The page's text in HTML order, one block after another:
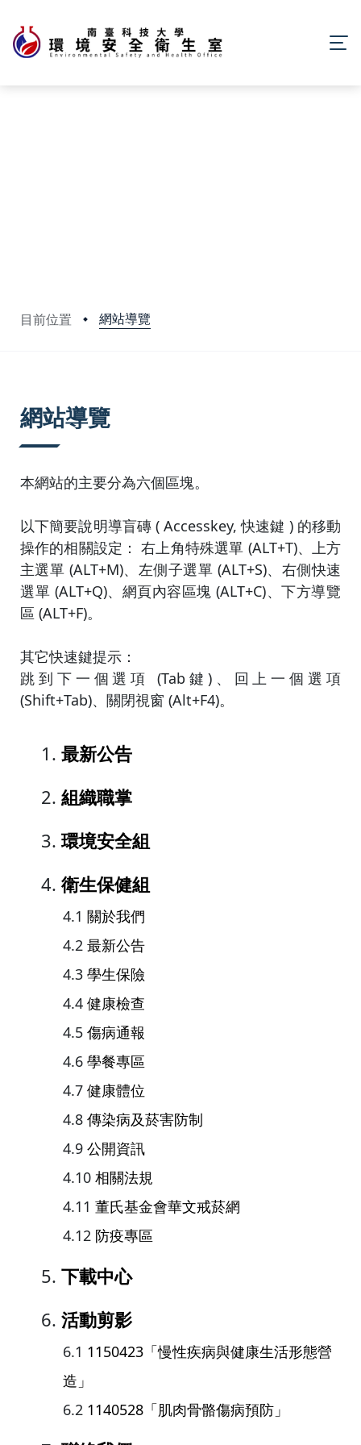
目前位置 網站導覽
網站導覽
本網站的主要分為六個區塊。
以下簡要說明導盲磚 ( Accesskey, 快速鍵 ) 的移動
操作的相關設定： 右上角特殊選單 (ALT+T)、上方
主選單 (ALT+M)、左側子選單 (ALT+S)、右側快速
選單 (ALT+Q)、網頁內容區塊 (ALT+C)、下方導覽
區 (ALT+F)。
其它快速鍵提示：
跳到下一個選項 (Tab鍵)、回上一個選項
(Shift+Tab)、關閉視窗 (Alt+F4)。
最新公告
組織職掌
環境安全組
衛生保健組
關於我們
最新公告
學生保險
健康檢查
傷病通報
學餐專區
健康體位
傳染病及菸害防制
公開資訊
相關法規
董氏基金會華文戒菸網
防疫專區
下載中心
活動剪影
1150423「慢性疾病與健康生活形態營
造」
1140528「肌肉骨骼傷病預防」